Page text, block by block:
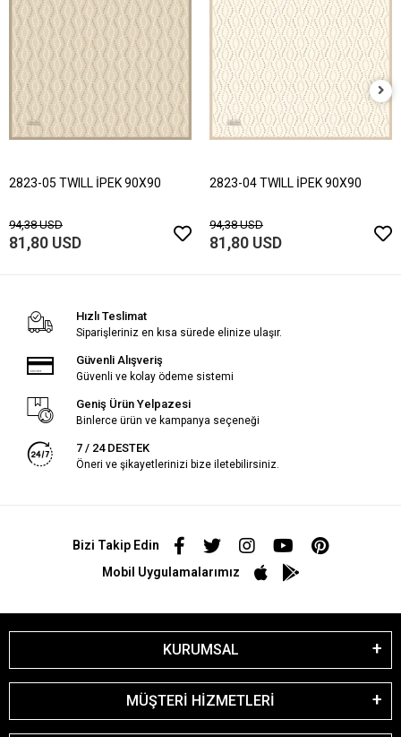
2823-05 TWILL İPEK 90X90
94,38 USD
81,80 USD
2823-04 TWILL İPEK 90X90
94,38 USD
81,80 USD
Hızlı Teslimat
Siparişleriniz en kısa sürede elinize ulaşır.
Güvenli Alışveriş
Güvenli ve kolay ödeme sistemi
Geniş Ürün Yelpazesi
Binlerce ürün ve kampanya seçeneği
7 / 24 DESTEK
Öneri ve şikayetlerinizi bize iletebilirsiniz.
Bizi Takip Edin
Mobil Uygulamalarımız
KURUMSAL
MÜŞTERİ HİZMETLERİ